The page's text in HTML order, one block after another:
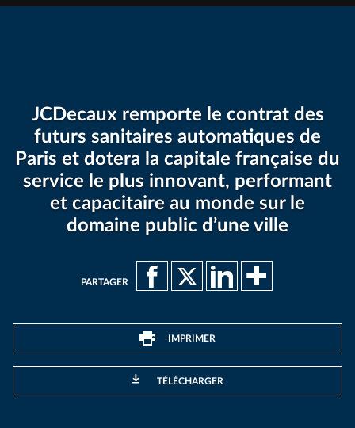
JCDecaux remporte le contrat des
futurs sanitaires automatiques de
Paris et dotera la capitale française du
service le plus innovant, performant
et capacitaire au monde sur le
domaine public d’une ville
PARTAGER
IMPRIMER
TÉLÉCHARGER